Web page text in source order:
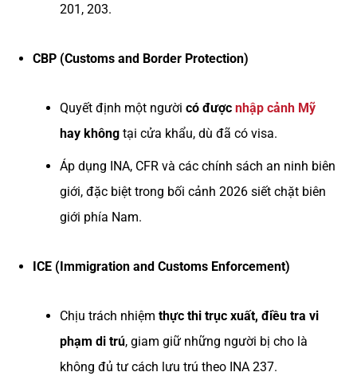
201, 203.
CBP (Customs and Border Protection)
Quyết định một người có được nhập cảnh Mỹ
hay khôngtại cửa khẩu, dù đã có visa.
Áp dụng INA, CFR và các chính sách an ninh biên
giới, đặc biệt trong bối cảnh 2026 siết chặt biên
giới phía Nam.
ICE (Immigration and Customs Enforcement)
Chịu trách nhiệm thực thi trục xuất, điều tra vi
phạm di trú, giam giữ những người bị cho là
không đủ tư cách lưu trú theo INA 237.